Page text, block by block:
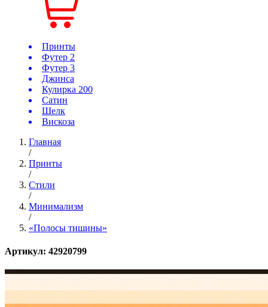
Принты
Футер 2
Футер 3
Джинса
Кулирка 200
Сатин
Шелк
Вискоза
Главная
/
Принты
/
Стили
/
Минимализм
/
«Полосы тишины»
Артикул: 42920799